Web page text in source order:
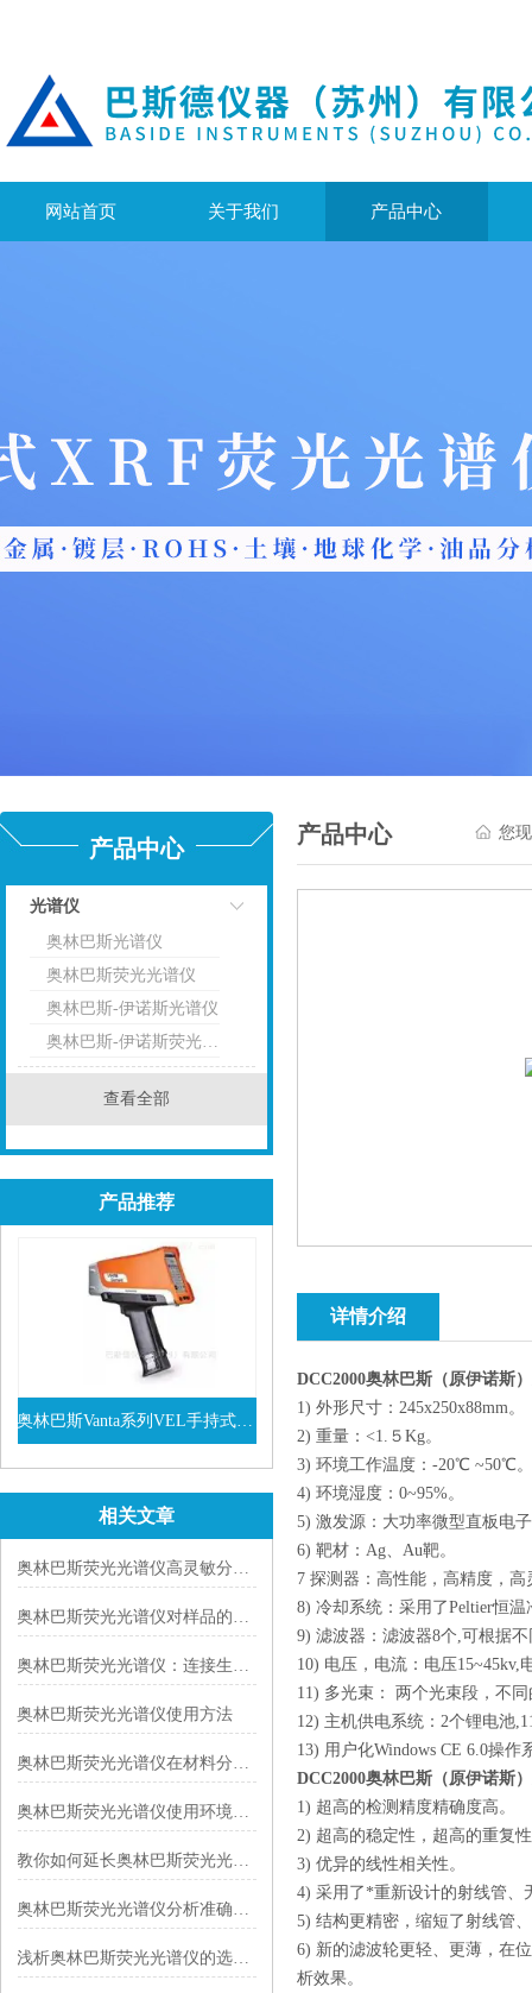
网站首页 关于我们 产品中心
产品中心
光谱仪
点击
奥林巴斯光谱仪
奥林巴斯荧光光谱仪
奥林巴斯-伊诺斯光谱仪
奥林巴斯-伊诺斯荧光光谱仪
查看全部
产品推荐
奥林巴斯Vanta系列VEL手持式XRF光谱仪
查看详情
相关文章
奥林巴斯荧光光谱仪高灵敏分子探测，揭示微观世界奥秘
奥林巴斯荧光光谱仪对样品的形状、大小、表面状态等有哪些要求？
奥林巴斯荧光光谱仪：连接生命科学的“荧光桥梁”
奥林巴斯荧光光谱仪使用方法
奥林巴斯荧光光谱仪在材料分析中的应用
奥林巴斯荧光光谱仪使用环境要满足那些要求？
教你如何延长奥林巴斯荧光光谱仪的使用寿命
奥林巴斯荧光光谱仪分析准确的原因有哪些
浅析奥林巴斯荧光光谱仪的选型要点
产品中心 您
详情介绍
DCC2000奥林巴斯（原伊诺斯
1) 外形尺寸：245x250x88mm。
2) 重量：<1.５Kg。
3) 环境工作温度：-20℃ ~50℃。
4) 环境湿度：0~95%。
5) 激发源：大功率微型直板电
6) 靶材：Ag、Au靶。
7 探测器：高性能，高精度，
8) 冷却系统：采用了Peltier恒
9) 滤波器：滤波器8个,可根据
10) 电压，电流：电压15~45kv,
11) 多光束： 两个光束段，不
12) 主机供电系统：2个锂电池
13) 用户化Windows CE 6.0操作
DCC2000奥林巴斯（原伊诺斯）
1) 超高的检测精度精确度高。
2) 超高的稳定性，超高的重复
3) 优异的线性相关性。
4) 采用了*重新设计的射线管、
5) 结构更精密，缩短了射线管
6) 新的滤波轮更轻、更薄，在
析效果。